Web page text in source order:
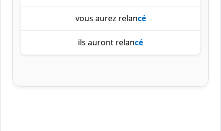
vous aurez relancé
ils auront relancé